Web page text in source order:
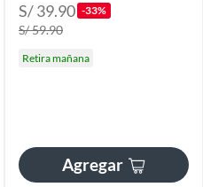
S/ 39.90 -33%
S/ 59.90
Retira mañana
Agregar